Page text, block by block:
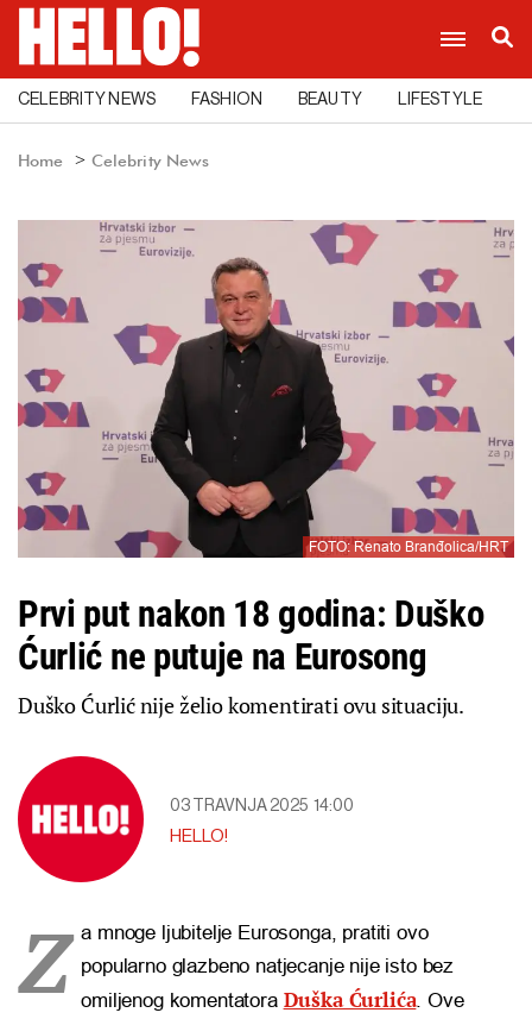
CELEBRITY NEWS FASHION BEAUTY LIFESTYLE
Home Celebrity News
FOTO: Renato Branđolica/HRT
Prvi put nakon 18 godina: Duško
Ćurlić ne putuje na Eurosong
Duško Ćurlić nije želio komentirati ovu situaciju.
03 TRAVNJA 2025 14:00
HELLO!
Z a mnoge ljubitelje Eurosonga, pratiti ovo
popularno glazbeno natjecanje nije isto bez
omiljenog komentatora Duška Ćurlića. Ove